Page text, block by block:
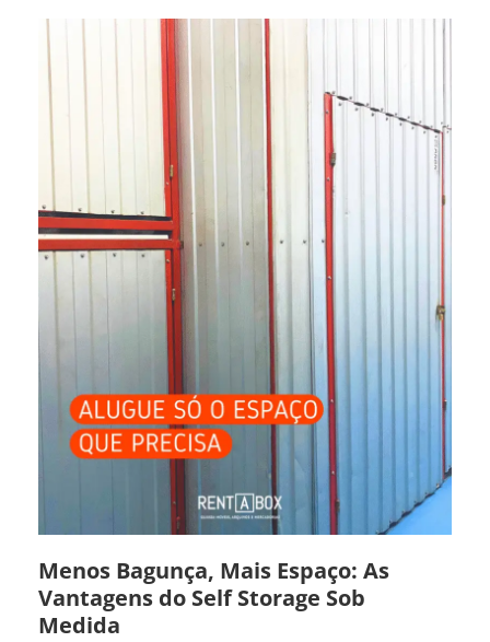
Menos Bagunça, Mais Espaço: As
Vantagens do Self Storage Sob
Medida